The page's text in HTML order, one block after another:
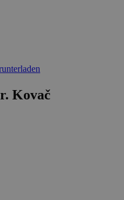
Kovač